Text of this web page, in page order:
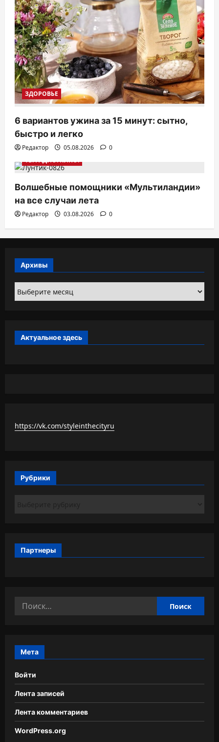
ЗДОРОВЬЕ
6 вариантов ужина за 15 минут: сытно,
быстро и легко
Редактор 05.08.2026
0
ТВ. РАДИО. КИНО.
Волшебные помощники «Мультиландии»
на все случаи лета
Редактор 03.08.2026 0
Архивы
Архивы
Актуальное здесь
https://vk.com/styleinthecityru
Рубрики
Партнеры
Найти:
Мета
Войти
Лента записей
Лента комментариев
WordPress.org